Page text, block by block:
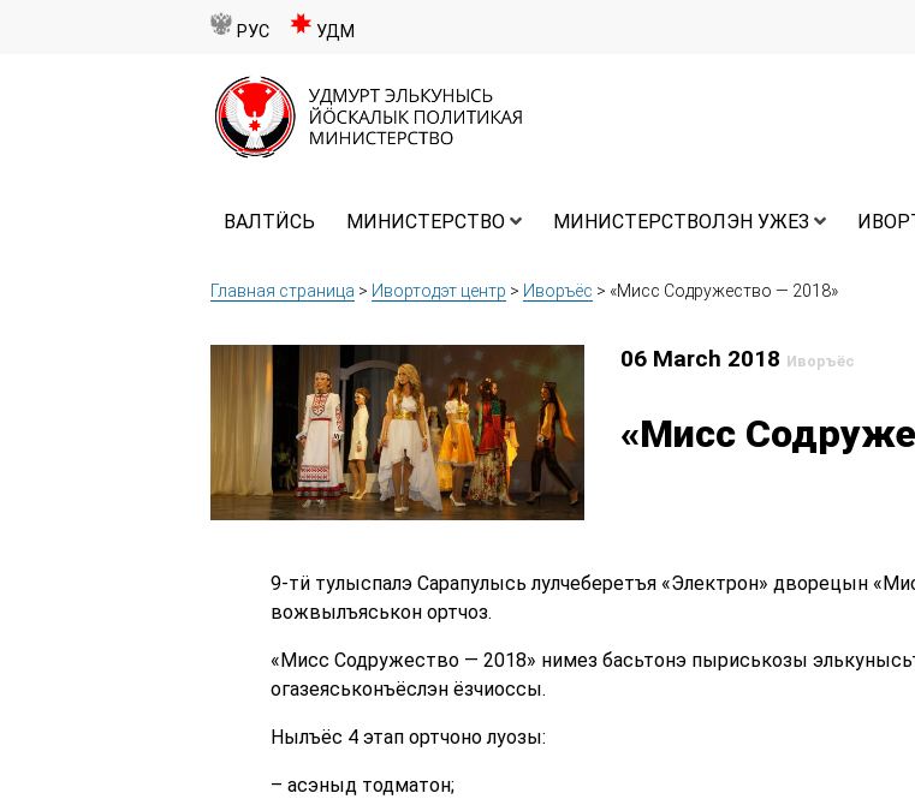
РУС УДМ
ВАЛТӤСЬ МИНИСТЕРСТВО МИНИСТЕРСТВОЛЭН УЖЕЗ
Главная страница > Ивортодэт центр > Иворъёс > «Мисс Содружество — 2018»
06 March 2018 Иворъёс
«Мисс
9-тӥ тулыспалэ Сарапулысь лулчеберетъя «Электрон» дворецын
вожвылъяськон ортчоз.
«Мисс Содружество — 2018» нимез басьтонэ пыриськозы
огазеяськонъёслэн ёзчиоссы.
Нылъёс 4 этап ортчоно луозы:
– асэныд тодматон;